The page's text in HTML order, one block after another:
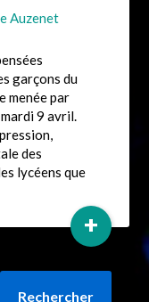
Auzenet
garçons du
menée par
9 avril.
des
lycéens que
+
Rechercher